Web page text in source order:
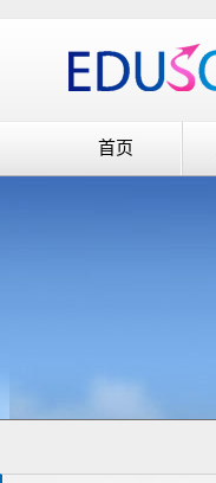
首页